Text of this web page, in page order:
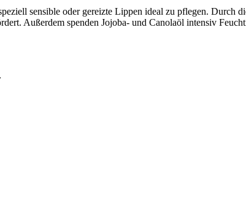
sensible oder gereizte Lippen ideal zu pflegen. Durch
Außerdem spenden Jojoba- und Canolaöl intensiv